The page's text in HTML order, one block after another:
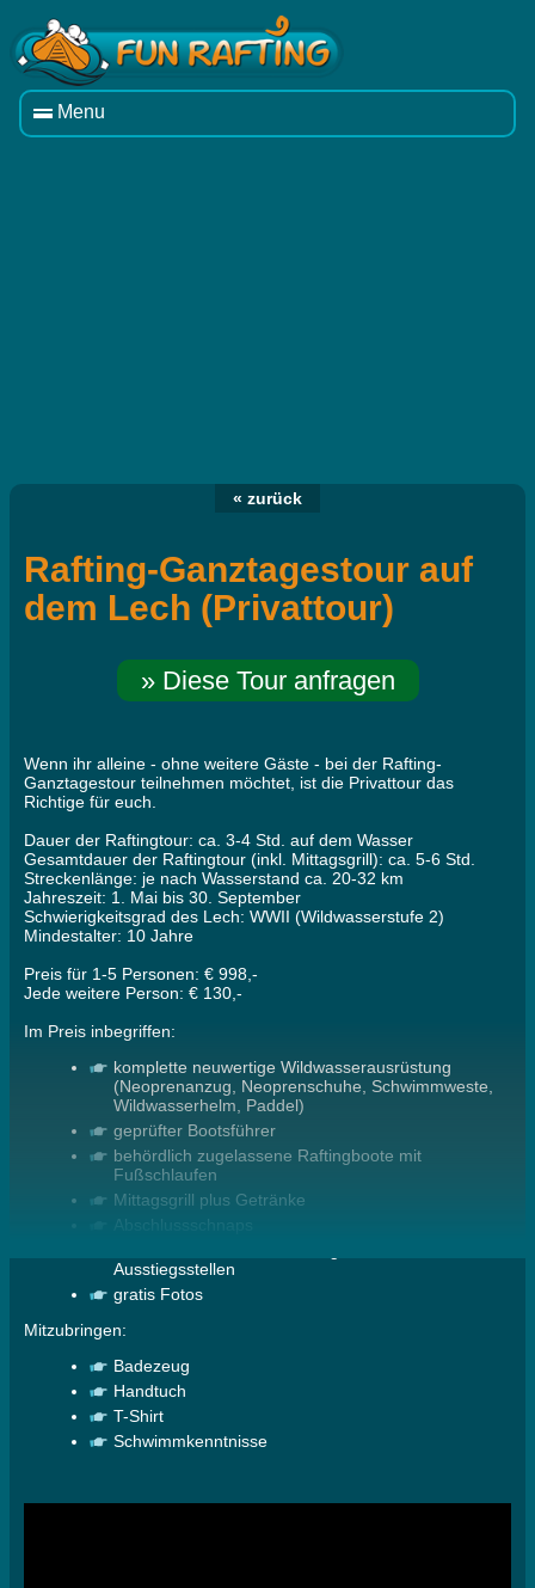
Menu
« zurück
Rafting-Ganztagestour auf
dem Lech (Privattour)
» Diese Tour anfragen
Wenn ihr alleine - ohne weitere Gäste - bei der Rafting-
Ganztagestour teilnehmen möchtet, ist die Privattour das
Richtige für euch.
Dauer der Raftingtour: ca. 3-4 Std. auf dem Wasser
Gesamtdauer der Raftingtour (inkl. Mittagsgrill): ca. 5-6 Std.
Streckenlänge: je nach Wasserstand ca. 20-32 km
Jahreszeit: 1. Mai bis 30. September
Schwierigkeitsgrad des Lech: WWII (Wildwasserstufe 2)
Mindestalter: 10 Jahre
Preis für 1-5 Personen: € 998,-
Jede weitere Person: € 130,-
Im Preis inbegriffen:
komplette neuwertige Wildwasserausrüstung
(Neoprenanzug, Neoprenschuhe, Schwimmweste,
Wildwasserhelm, Paddel)
geprüfter Bootsführer
behördlich zugelassene Raftingboote mit
Fußschlaufen
Mittagsgrill plus Getränke
Abschlussschnaps
Ausstiegsstellen
gratis Fotos
Mitzubringen:
Badezeug
Handtuch
T-Shirt
Schwimmkenntnisse